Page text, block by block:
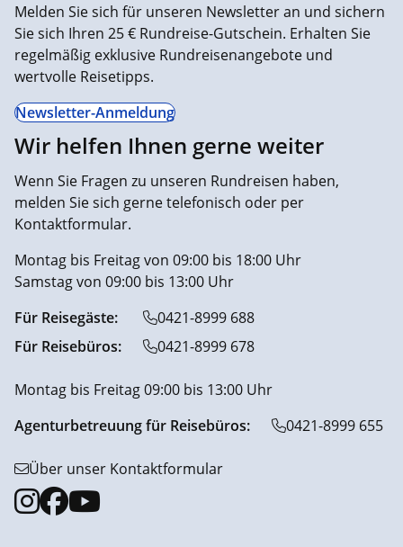
Melden Sie sich für unseren Newsletter an und sichern
Sie sich Ihren 25 € Rundreise-Gutschein. Erhalten Sie
regelmäßig exklusive Rundreisenangebote und
wertvolle Reisetipps.
Newsletter-Anmeldung
Wir helfen Ihnen gerne weiter
Wenn Sie Fragen zu unseren Rundreisen haben,
melden Sie sich gerne telefonisch oder per
Kontaktformular.
Montag bis Freitag von 09:00 bis 18:00 Uhr
Samstag von 09:00 bis 13:00 Uhr
Für Reisegäste:
0421-8999 688
Für Reisebüros:
0421-8999 678
Montag bis Freitag 09:00 bis 13:00 Uhr
Agenturbetreuung für Reisebüros:
0421-8999 655
Über unser Kontaktformular